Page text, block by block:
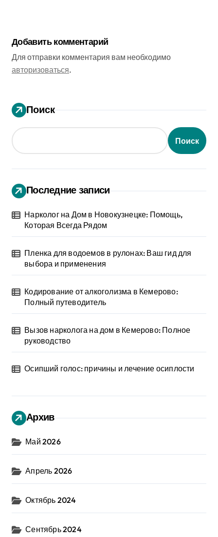
Добавить комментарий
Для отправки комментария вам необходимо
авторизоваться.
Поиск
Поиск
Последние записи
Нарколог на Дом в Новокузнецке: Помощь,
Которая Всегда Рядом
Пленка для водоемов в рулонах: Ваш гид для
выбора и применения
Кодирование от алкоголизма в Кемерово:
Полный путеводитель
Вызов нарколога на дом в Кемерово: Полное
руководство
Осипший голос: причины и лечение осиплости
Архив
Май 2026
Апрель 2026
Октябрь 2024
Сентябрь 2024